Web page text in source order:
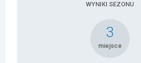
WYNIKI SEZONU
3
miejsce